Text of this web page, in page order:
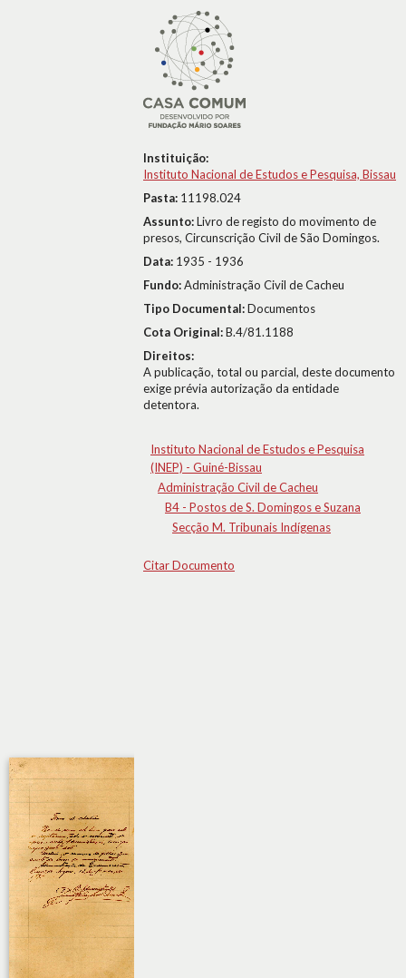
Instituição:
Instituto Nacional de Estudos e Pesquisa, Bissau
Pasta: 11198.024
Assunto:Livro de registo do movimento de
presos, Circunscrição Civil de São Domingos.
Data: 1935 - 1936
Fundo:Administração Civil de Cacheu
Tipo Documental:Documentos
Cota Original:B.4/81.1188
Direitos:
A publicação, total ou parcial, deste documento
exige prévia autorização da entidade
detentora.
Instituto Nacional de Estudos e Pesquisa
(INEP) - Guiné-Bissau
Administração Civil de Cacheu
B4 - Postos de S. Domingos e Suzana
Secção M. Tribunais Indígenas
Citar Documento